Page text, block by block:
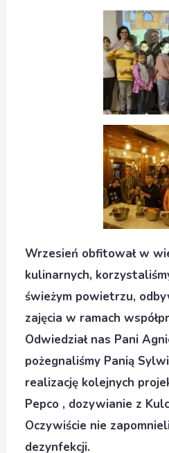
Wrzesień obfitował w
kulinarnych,
świeżym powietrzu,
zajęcia w ramach
Odwiedział nas Pani
pożegnaliśmy Panią
realizację kolejnych
Pepco , dozywianie z
Oczywiście nie
dezynfekcji.